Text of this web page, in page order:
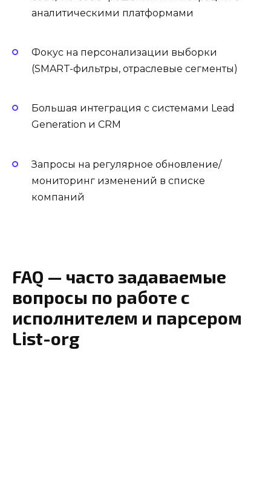
аналитическими платформами
Фокус на персонализации выборки
(SMART-фильтры, отраслевые сегменты)
Большая интеграция с системами Lead
Generation и CRM
Запросы на регулярное обновление/
мониторинг изменений в списке
компаний
FAQ — часто задаваемые
вопросы по работе с
исполнителем и парсером
List-org